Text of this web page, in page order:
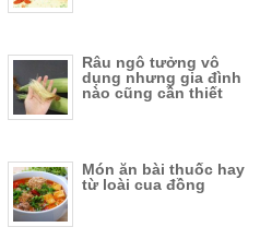
Râu ngô tưởng vô
dụng nhưng gia đình
nào cũng cần thiết
Món ăn bài thuốc hay
từ loài cua đồng